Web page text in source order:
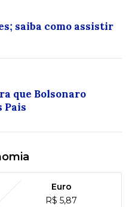
saiba como assistir
que Bolsonaro
Pais
Euro
R$ 5,87